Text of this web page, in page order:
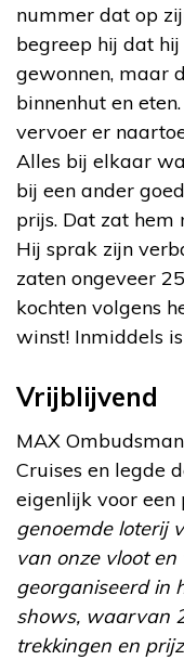
nummer dat op
begreep hij dat
gewonnen, maar
binnenhut en
vervoer er
Alles bij elkaar
bij een ander
prijs. Dat zat hem
Hij sprak zijn
zaten ongeveer
kochten volgens
winst! Inmiddels
Vrijblijvend
MAX
Cruises en legde
eigenlijk voor een
genoemde loterij
van onze vloot
georganiseerd in
shows, waarvan
trekkingen en